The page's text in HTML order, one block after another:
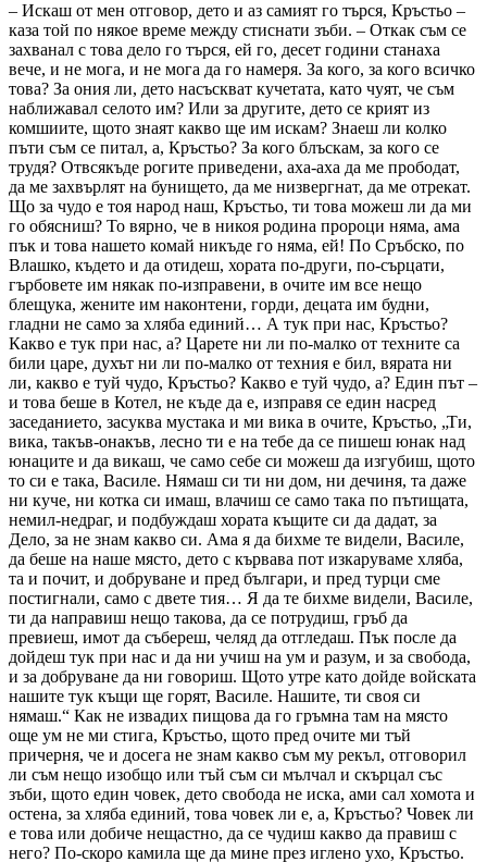
– Искаш от мен отговор, дето и аз самият го търся, Кръстьо –
каза той по някое време между стиснати зъби. – Откак съм се
захванал с това дело го търся, ей го, десет години станаха
вече, и не мога, и не мога да го намеря. За кого, за кого всичко
това? За ония ли, дето насъскват кучетата, като чуят, че съм
наближавал селото им? Или за другите, дето се крият из
комшиите, щото знаят какво ще им искам? Знаеш ли колко
пъти съм се питал, а, Кръстьо? За кого блъскам, за кого се
трудя? Отвсякъде рогите приведени, аха-аха да ме прободат,
да ме захвърлят на бунището, да ме низвергнат, да ме отрекат.
Що за чудо е тоя народ наш, Кръстьо, ти това можеш ли да ми
го обясниш? То вярно, че в никоя родина пророци няма, ама
пък и това нашето комай никъде го няма, ей! По Сръбско, по
Влашко, където и да отидеш, хората по-други, по-сърцати,
гърбовете им някак по-изправени, в очите им все нещо
блещука, жените им наконтени, горди, децата им будни,
гладни не само за хляба единий… А тук при нас, Кръстьо?
Какво е тук при нас, а? Царете ни ли по-малко от техните са
били царе, духът ни ли по-малко от техния е бил, вярата ни
ли, какво е туй чудо, Кръстьо? Какво е туй чудо, а? Един път –
и това беше в Котел, не къде да е, изправя се един насред
заседанието, засуква мустака и ми вика в очите, Кръстьо, „Ти,
вика, такъв-онакъв, лесно ти е на тебе да се пишеш юнак над
юнаците и да викаш, че само себе си можеш да изгубиш, щото
то си е така, Василе. Нямаш си ти ни дом, ни дечиня, та даже
ни куче, ни котка си имаш, влачиш се само така по пътищата,
немил-недраг, и подбуждаш хората къщите си да дадат, за
Дело, за не знам какво си. Ама я да бихме те видели, Василе,
да беше на наше място, дето с кървава пот изкаруваме хляба,
та и почит, и добруване и пред българи, и пред турци сме
постигнали, само с двете тия… Я да те бихме видели, Василе,
ти да направиш нещо такова, да се потрудиш, гръб да
превиеш, имот да събереш, челяд да отгледаш. Пък после да
дойдеш тук при нас и да ни учиш на ум и разум, и за свобода,
и за добруване да ни говориш. Щото утре като дойде войската
нашите тук къщи ще горят, Василе. Нашите, ти своя си
нямаш.“ Как не извадих пищова да го гръмна там на място
още ум не ми стига, Кръстьо, щото пред очите ми тъй
причерня, че и досега не знам какво съм му рекъл, отговорил
ли съм нещо изобщо или тъй съм си мълчал и скърцал със
зъби, щото един човек, дето свобода не иска, ами сал хомота и
остена, за хляба единий, това човек ли е, а, Кръстьо? Човек ли
е това или добиче нещастно, да се чудиш какво да правиш с
него? По-скоро камила ще да мине през иглено ухо, Кръстьо.